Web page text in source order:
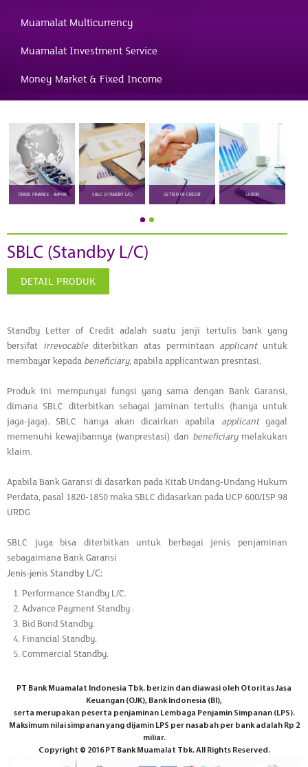
Muamalat Multicurrency
Muamalat Investment Service
Money Market & Fixed Income
TRADE FINANCE - IMPOR SBLC (STANDBY L/C) LETTER OF CREDIT SKBDN
SBLC (Standby L/C)
DETAIL PRODUK
Standby Letter of Credit adalah suatu janji tertulis bank yang
bersifat irrevocablediterbitkan atas permintaan applicantuntuk
membayar kepada beneficiary, apabila applicantwan presntasi.
Produk ini mempunyai fungsi yang sama dengan Bank Garansi,
dimana SBLC diterbitkan sebagai jaminan tertulis (hanya untuk
jaga-jaga). SBLC hanya akan dicairkan apabila applicantgagal
memenuhi kewajibannya (wanprestasi) dan beneficiarymelakukan
klaim.
Apabila Bank Garansi di dasarkan pada Kitab Undang-Undang Hukum
Perdata, pasal 1820-1850 maka SBLC didasarkan pada UCP 600/ISP 98
URDG
SBLC juga bisa diterbitkan untuk berbagai jenis penjaminan
sebagaimana Bank Garansi
Jenis-jenis Standby L/C:
Performance Standby L/C.
Advance Payment Standby .
Bid Bond Standby.
Financial Standby.
Commercial Standby.
PT Bank Muamalat Indonesia Tbk. berizin dan diawasi oleh Otoritas Jasa
Keuangan (OJK), Bank Indonesia (BI),
serta merupakan peserta penjaminan Lembaga Penjamin Simpanan (LPS).
Maksimum nilai simpanan yang dijamin LPS per nasabah per bank adalah Rp 2
miliar.
Copyright © 2016 PT Bank Muamalat Tbk. All Rights Reserved.